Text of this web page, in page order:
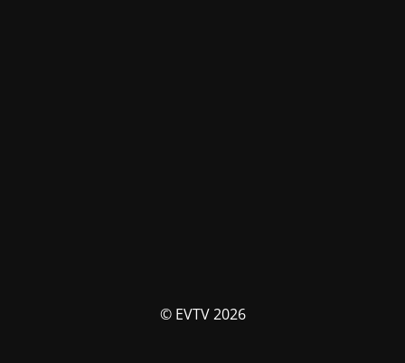
© EVTV 2026